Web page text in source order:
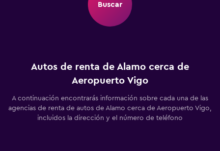
Buscar
Autos de renta de Alamo cerca de
Aeropuerto Vigo
A continuación encontrarás información sobre cada una de las
agencias de renta de autos de Alamo cerca de Aeropuerto Vigo,
incluidos la dirección y el número de teléfono